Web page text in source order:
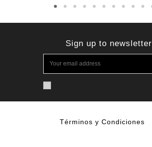
Sign up to newsletter
Términos y Condiciones